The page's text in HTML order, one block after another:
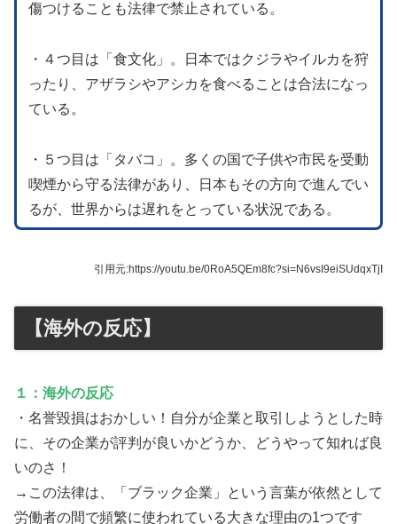
傷つけることも法律で禁止されている。
・４つ目は「食文化」。日本ではクジラやイルカを狩
ったり、アザラシやアシカを食べることは合法になっ
ている。
・５つ目は「タバコ」。多くの国で子供や市民を受動
喫煙から守る法律があり、日本もその方向で進んでい
るが、世界からは遅れをとっている状況である。
引用元:https://youtu.be/0RoA5QEm8fc?si=N6vsI9eiSUdqxTjI
【海外の反応】
１：海外の反応
・名誉毀損はおかしい！自分が企業と取引しようとした時
に、その企業が評判が良いかどうか、どうやって知れば良
いのさ！
→この法律は、「ブラック企業」という言葉が依然として
労働者の間で頻繁に使われている大きな理由の1つです